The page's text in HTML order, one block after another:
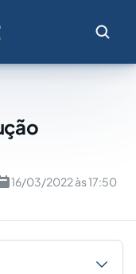
16/03/2022 às 17:50